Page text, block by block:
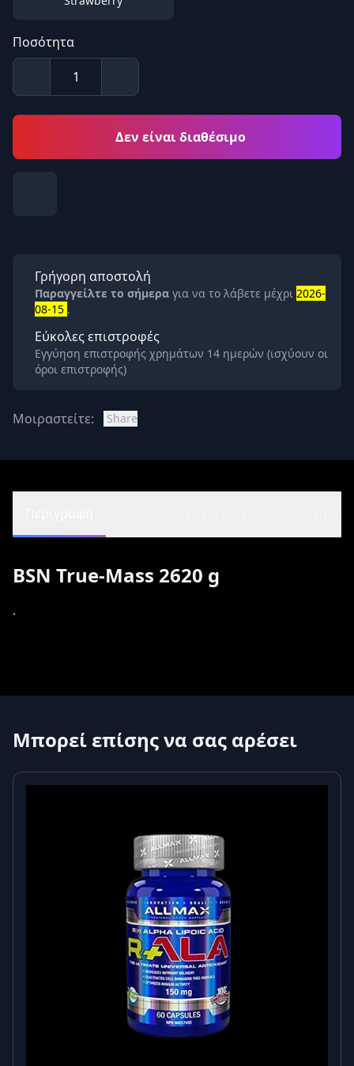
Ποσότητα
Δεν είναι διαθέσιμο
Γρήγορη αποστολή
Παραγγείλτε το σήμερα για να το λάβετε μέχρι 2026-
08-15 .
Εύκολες επιστροφές
Εγγύηση επιστροφής χρημάτων 14 ημερών (ισχύουν οι
όροι επιστροφής)
Μοιραστείτε: Share
BSN True-Mass 2620 g
.
Μπορεί επίσης να σας αρέσει